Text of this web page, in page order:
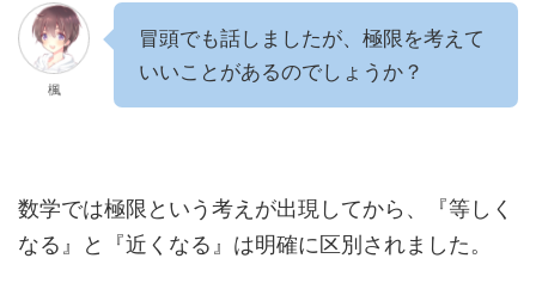
楓
冒頭でも話しましたが、極限を考えて
いいことがあるのでしょうか？
数学では極限という考えが出現してから、『等しく
なる』と『近くなる』は明確に区別されました。